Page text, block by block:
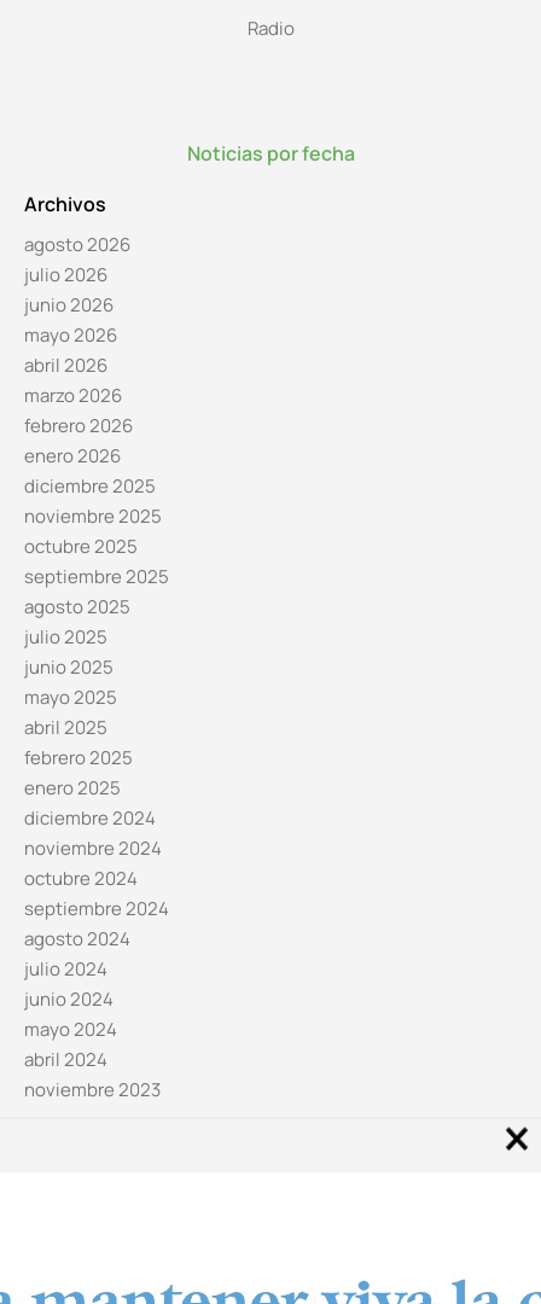
Radio
Noticias por fecha
Archivos
agosto 2026
julio 2026
junio 2026
mayo 2026
abril 2026
marzo 2026
febrero 2026
enero 2026
diciembre 2025
noviembre 2025
octubre 2025
septiembre 2025
agosto 2025
julio 2025
junio 2025
mayo 2025
abril 2025
febrero 2025
enero 2025
diciembre 2024
noviembre 2024
octubre 2024
septiembre 2024
agosto 2024
julio 2024
junio 2024
mayo 2024
abril 2024
noviembre 2023